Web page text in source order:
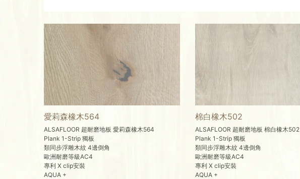
愛莉森橡木564
ALSAFLOOR 超耐磨地板 愛莉森橡木564
Plank 1-Strip 獨板
類同步浮雕木紋 4邊倒角
歐洲耐磨等級AC4
專利 X clip安裝
AQUA +
棉白橡木502
ALSAFLOOR 超耐磨地板 棉白橡木502
Plank 1-Strip 獨板
類同步浮雕木紋 4邊倒角
歐洲耐磨等級AC4
專利 X clip安裝
AQUA +